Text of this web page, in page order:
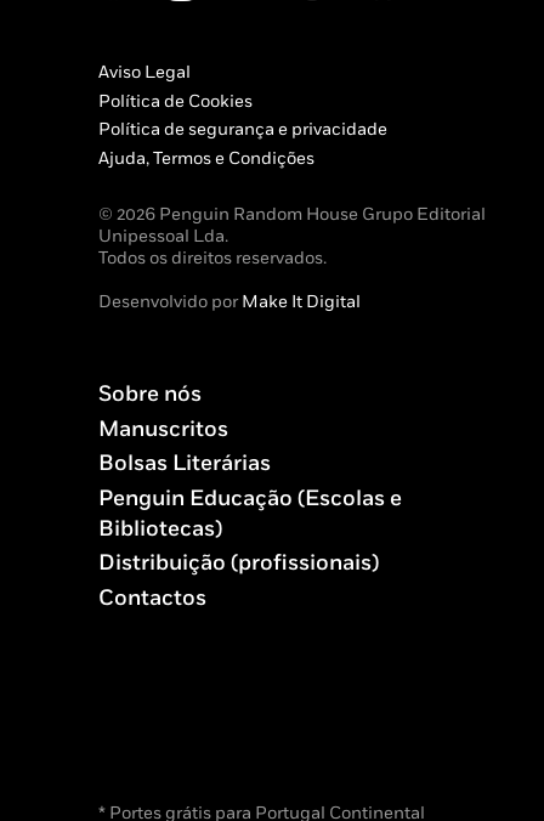
Aviso Legal
Política de Cookies
Política de segurança e privacidade
Ajuda, Termos e Condições
© 2026 Penguin Random House Grupo Editorial
Unipessoal Lda.
Todos os direitos reservados.
Desenvolvido porMake It Digital
Sobre nós
Manuscritos
Bolsas Literárias
Penguin Educação (Escolas e
Bibliotecas)
Distribuição (profissionais)
Contactos
* Portes grátis para Portugal Continental